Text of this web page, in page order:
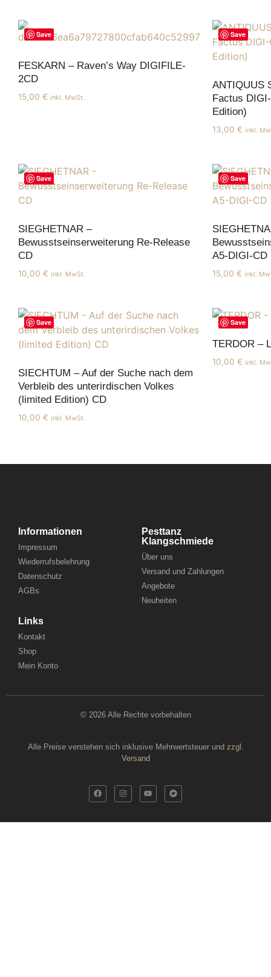
Save
FESKARN – Raven’s Way DIGIFILE-
2CD
15,00 € inkl. MwSt.
Save
ANTIQUUS
Factus
Edition)
13,00 € inkl.
Save
SIEGHETNAR –
Bewusstseinserweiterung Re-Release
CD
10,00 € inkl. MwSt.
Save
A5-DIGI-CD
15,00 € inkl.
Save
SIECHTUM – Auf der Suche nach dem
Verbleib des unterirdischen Volkes
(limited Edition) CD
10,00 € inkl. MwSt.
Save
TERDOR –
10,00 € inkl.
Informationen
Impressum
Wiederrufsbelehrung
Datenschutz
AGBs
Pesttanz
Klangschmiede
Über uns
Versand und Zahlungen
Angebote
Neuheiten
Links
Kontakt
Shop
Mein Konto
© 2026 Alle Rechte vorbehalten
Alle Preise verstehen sich inklusive Mehrwertsteuer und zzgl.
Versand